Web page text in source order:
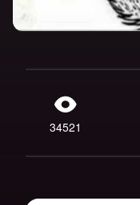
34521